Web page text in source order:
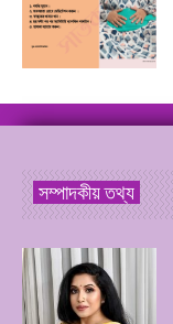
সম্পাদকীয় তথ্য